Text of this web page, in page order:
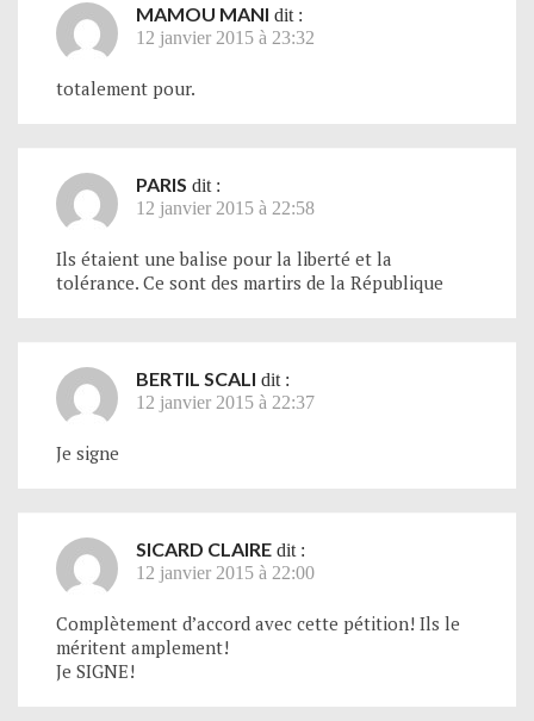
MAMOU MANI dit :
12 janvier 2015 à 23:32
totalement pour.
PARIS dit :
12 janvier 2015 à 22:58
Ils étaient une balise pour la liberté et la
tolérance. Ce sont des martirs de la République
BERTIL SCALI dit :
12 janvier 2015 à 22:37
Je signe
SICARD CLAIRE dit :
12 janvier 2015 à 22:00
Complètement d’accord avec cette pétition! Ils le
méritent amplement!
Je SIGNE!